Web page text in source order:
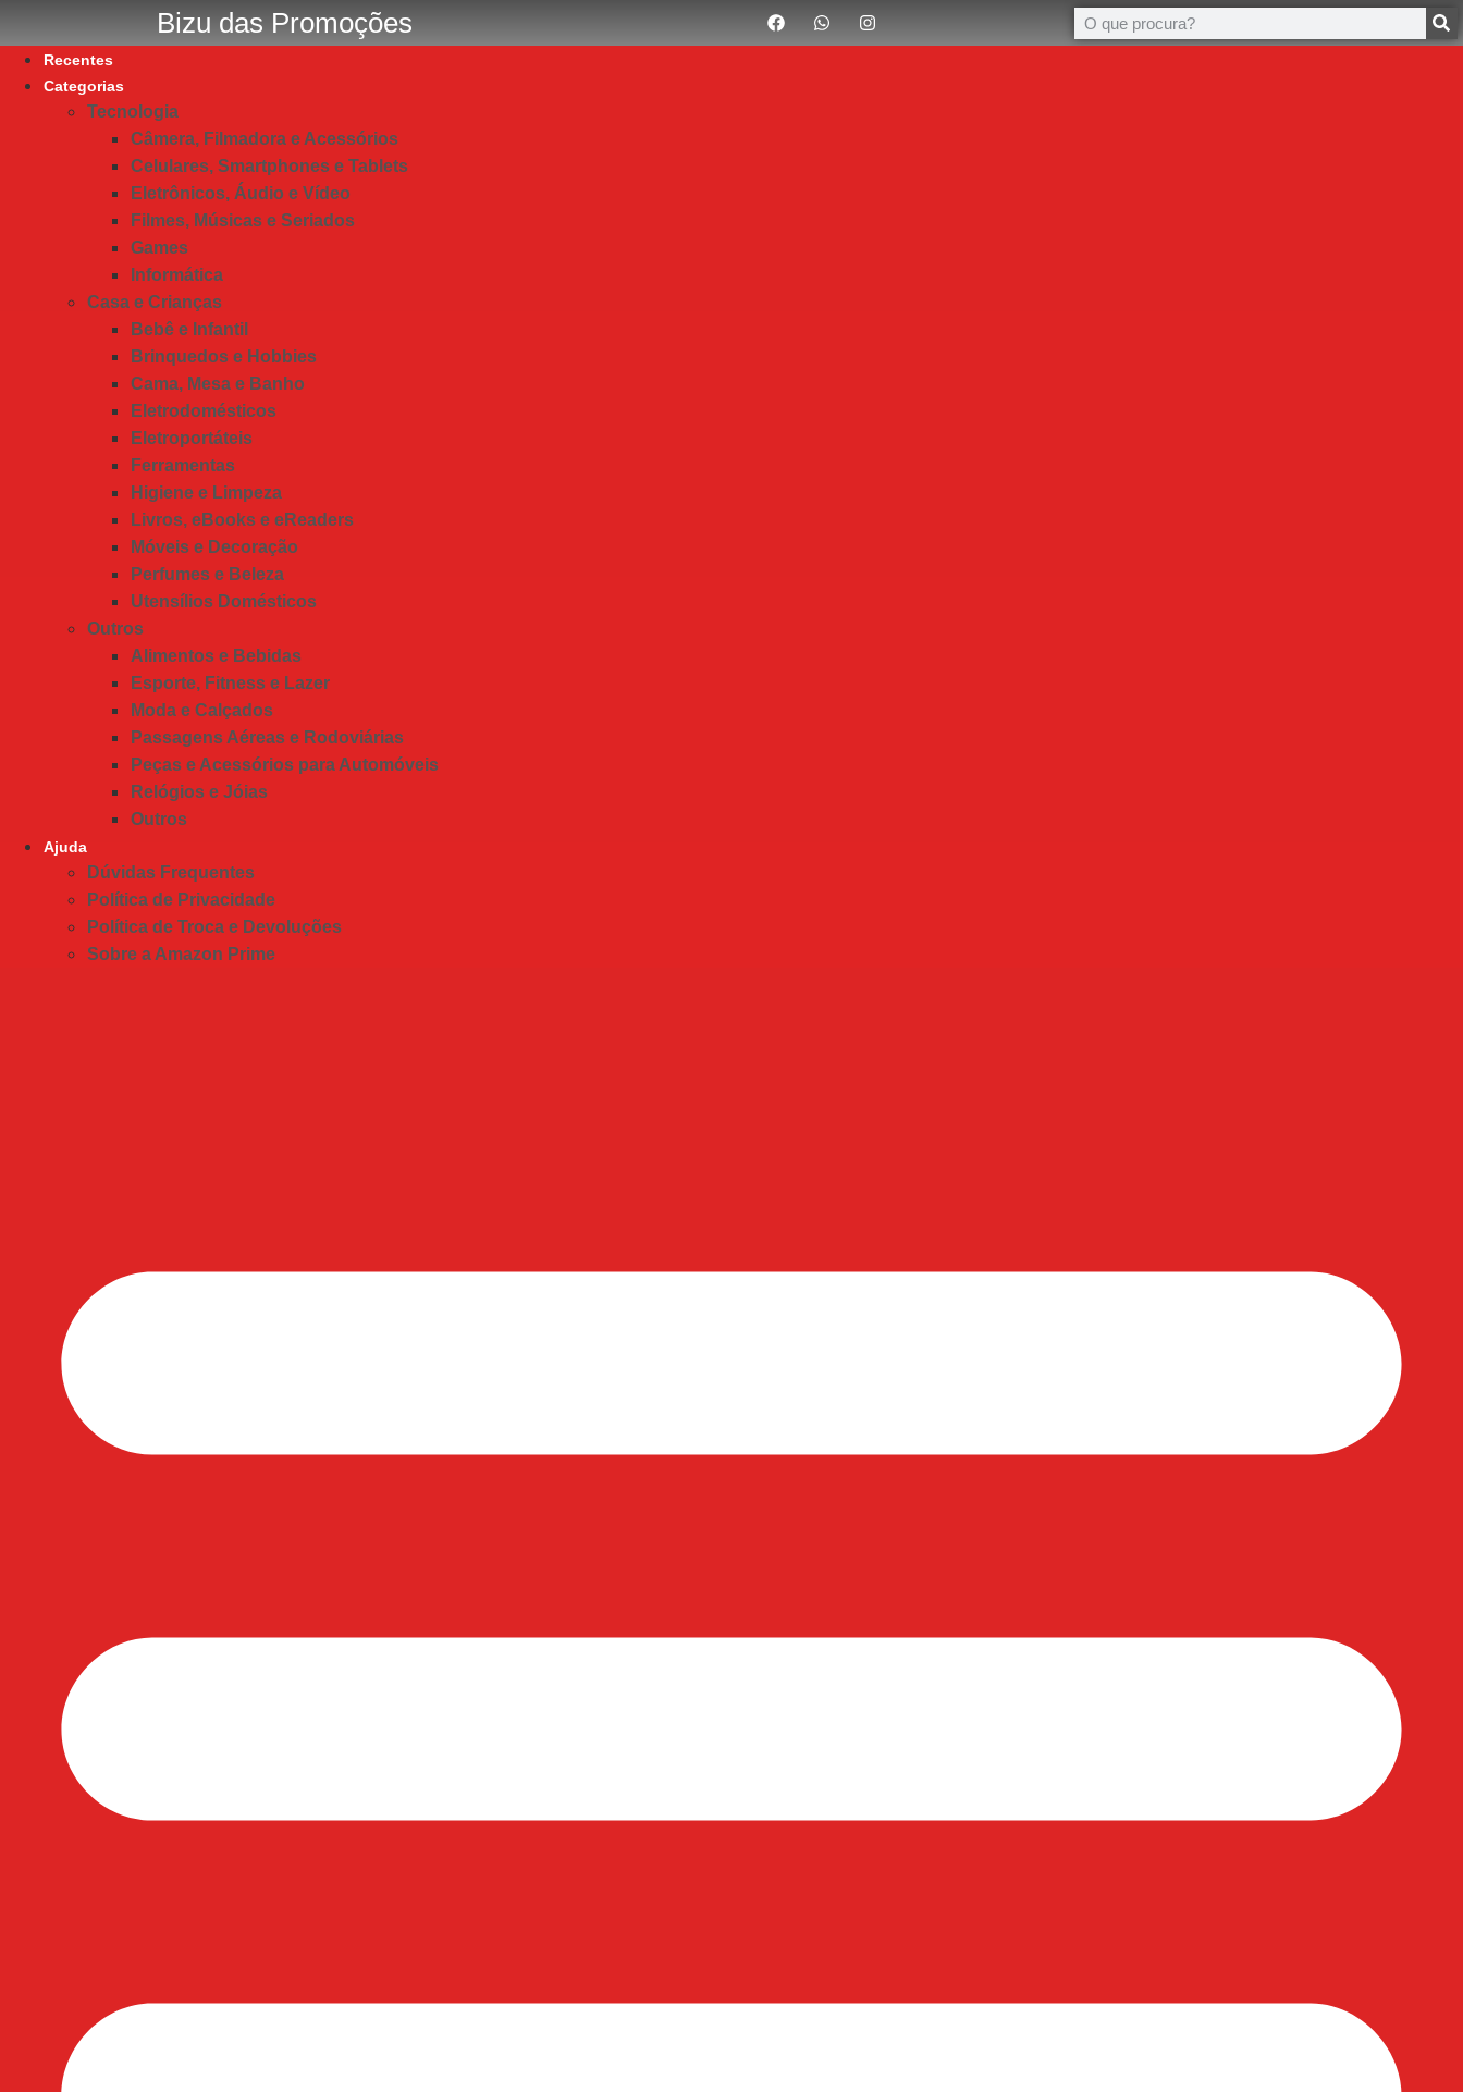
Bizu das Promoções
Recentes
Categorias
Tecnologia
Câmera, Filmadora e Acessórios
Celulares, Smartphones e Tablets
Eletrônicos, Áudio e Vídeo
Filmes, Músicas e Seriados
Games
Informática
Casa e Crianças
Bebê e Infantil
Brinquedos e Hobbies
Cama, Mesa e Banho
Eletrodomésticos
Eletroportáteis
Ferramentas
Higiene e Limpeza
Livros, eBooks e eReaders
Móveis e Decoração
Perfumes e Beleza
Utensílios Domésticos
Outros
Alimentos e Bebidas
Esporte, Fitness e Lazer
Moda e Calçados
Passagens Aéreas e Rodoviárias
Peças e Acessórios para Automóveis
Relógios e Jóias
Outros
Ajuda
Dúvidas Frequentes
Política de Privacidade
Política de Troca e Devoluções
Sobre a Amazon Prime